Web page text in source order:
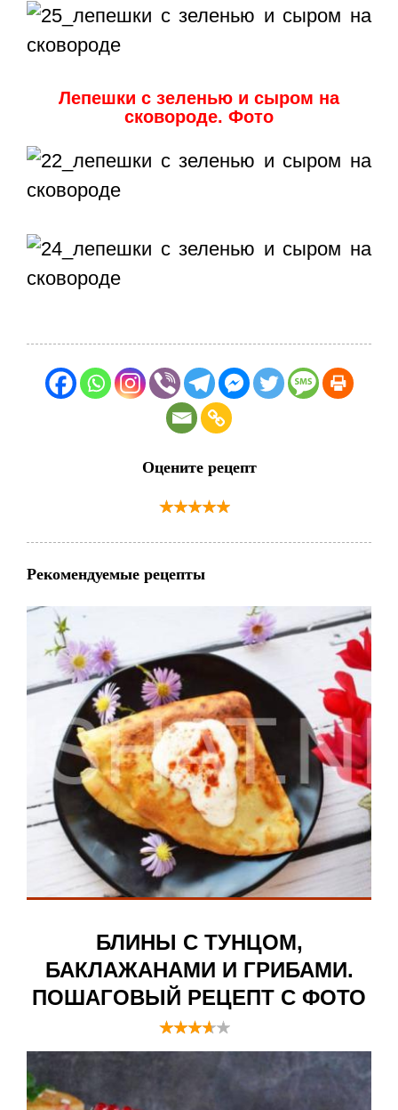
Лепешки с зеленью и сыром на
сковороде. Фото
Оцените рецепт
Рекомендуемые рецепты
БЛИНЫ С ТУНЦОМ,
БАКЛАЖАНАМИ И ГРИБАМИ.
ПОШАГОВЫЙ РЕЦЕПТ С ФОТО